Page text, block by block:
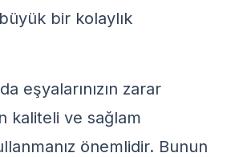
bir kolaylık
eşyalarınızın zarar
kaliteli ve sağlam
önemlidir. Bunun